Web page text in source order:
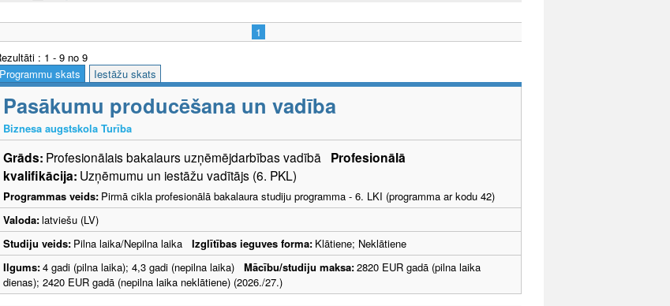
1
: 1 - 9 no 9
Programmu skats
Iestāžu skats
Pasākumu producēšana un vadība
Biznesa augstskola Turība
Grāds: Profesionālais bakalaurs uzņēmējdarbības vadībā Profesionālā
kvalifikācija: Uzņēmumu un iestāžu vadītājs (6. PKL)
Programmas veids: Pirmā cikla profesionālā bakalaura studiju programma - 6. LKI (programma ar kodu 42)
Valoda:latviešu (LV)
Studiju veids: Pilna laika/Nepilna laika Izglītības ieguves forma: Klātiene; Neklātiene
Ilgums:4 gadi (pilna laika); 4,3 gadi (nepilna laika) Mācību/studiju maksa:2820 EUR gadā (pilna laika
dienas); 2420 EUR gadā (nepilna laika neklātiene) (2026./27.)